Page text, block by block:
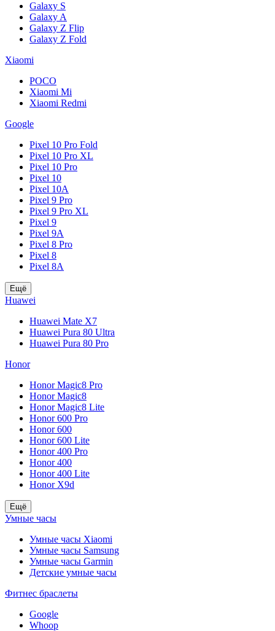
Galaxy S
Galaxy A
Galaxy Z Flip
Galaxy Z Fold
Xiaomi
POCO
Xiaomi Mi
Xiaomi Redmi
Google
Pixel 10 Pro Fold
Pixel 10 Pro XL
Pixel 10 Pro
Pixel 10
Pixel 10A
Pixel 9 Pro
Pixel 9 Pro XL
Pixel 9
Pixel 9A
Pixel 8 Pro
Pixel 8
Pixel 8A
Ещё
Huawei
Huawei Mate X7
Huawei Pura 80 Ultra
Huawei Pura 80 Pro
Honor
Honor Magic8 Pro
Honor Magic8
Honor Magic8 Lite
Honor 600 Pro
Honor 600
Honor 600 Lite
Honor 400 Pro
Honor 400
Honor 400 Lite
Honor X9d
Ещё
Умные часы
Умные часы Xiaomi
Умные часы Samsung
Умные часы Garmin
Детские умные часы
Фитнес браслеты
Google
Whoop